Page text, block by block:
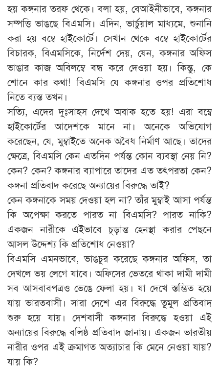
হয় কঙ্গনার তরফ থেকে। বলা হয়, বেআইনীভাবে, কঙ্গনার
সম্পত্তি ভাঙছে বিএমসি। এদিন, ভার্চুয়াল মাধ্যমে, শুনানি
করা হয় বম্বে হাইকোর্টে। সেখান থেকে বম্বে হাইকোর্টের
বিচারক, বিএমসিকে, নির্দেশ দেয়, যেন, কঙ্গনার অফিস
ভাঙার কাজ অবিলম্বে বন্ধ করে দেওয়া হয়। কিন্তু, কে
শোনে কার কথা! বিএমসি যে কঙ্গনার ওপর প্রতিশোধ
নিতে ব্যস্ত তখন।
সত্যি, এদের দুঃসাহস দেখে অবাক হতে হয়! এরা বম্বে
হাইকোর্টের আদেশকে মানে না। অনেকে অভিযোগ
করেছেন, যে, মুম্বাইতে অনেক অবৈধ নির্মাণ আছে। তাদের
ক্ষেত্রে, বিএমসি কেন এতদিন পর্যন্ত কোন ব্যবস্থা নেয় নি?
কেন? কেন? কঙ্গনার ব্যাপারে তাদের এত তৎপরতা কেন?
কঙ্গনা প্রতিবাদ করেছে অন্যায়ের বিরুদ্ধে তাই?
কেন কঙ্গনাকে সময় দেওয়া হল না? তাঁর মুম্বাই আসা পর্যন্ত
কি অপেক্ষা করতে পারত না বিএমসি? পারত নাকি?
একজন নারীকে এইভাবে চূড়ান্ত হেনস্থা করার পেছনে
আসল উদ্দেশ্য কি প্রতিশোধ নেওয়া?
বিএমসি এমনভাবে, ভাঙচুর করেছে কঙ্গনার অফিস, তা
দেখলে ভয় লেগে যাবে। অফিসের ভেতরে থাকা দামী দামী
সব আসবাবপত্রও ভেঙে ফেলা হয়। যা দেখে স্তম্ভিত হয়ে
যায় ভারতবাসী। সারা দেশে এর বিরুদ্ধে তুমুল প্রতিবাদ
শুরু হয়ে যায়। দেশবাসী কঙ্গনার বিরুদ্ধে হওয়া এই
অন্যায়ের বিরুদ্ধে বলিষ্ঠ প্রতিবাদ জানায়। একজন ভারতীয়
নারীর ওপর এই ক্রমাগত অত্যাচার কি মেনে নেওয়া যায়?
যায় কি?